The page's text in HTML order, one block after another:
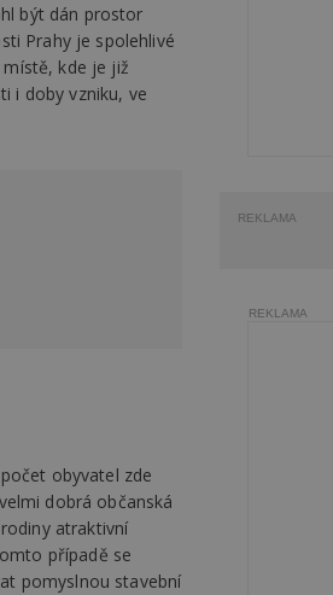
být dán prostor
Prahy je spolehlivé
kde je již
i doby vzniku, ve
obyvatel zde
dobrá občanská
atraktivní
případě se
pomyslnou stavební
REKLAMA
REKLAMA